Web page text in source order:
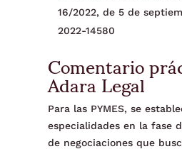
16/2022, de 5 de
2022-14580
Comentario
Adara Legal
Para las PYMES, se
especialidades en la fase
de negociaciones que